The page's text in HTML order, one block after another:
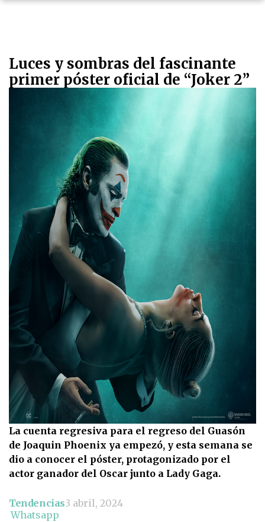
Luces y sombras del fascinante
primer póster oficial de “Joker 2”
La cuenta regresiva para el regreso del Guasón
de Joaquin Phoenix ya empezó, y esta semana se
dio a conocer el póster, protagonizado por el
actor ganador del Oscar junto a Lady Gaga.
Tendencias3 abril, 2024
Whatsapp